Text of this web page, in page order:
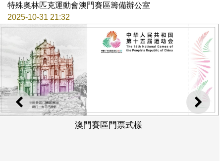
特殊奧林匹克運動會澳門賽區籌備辦公室
2025-10-31 21:32
上一則 下一
澳門賽區門票式樣